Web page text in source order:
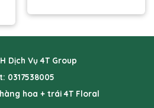
Dịch Vụ 4T Group
0317538005
hoa + trái 4T Floral